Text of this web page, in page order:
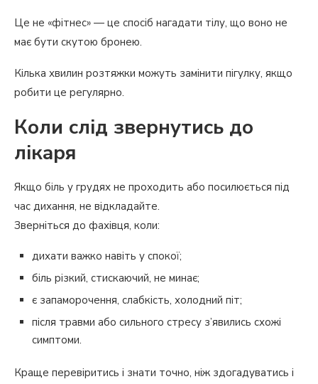
Це не «фітнес» — це спосіб нагадати тілу, що воно не
має бути скутою бронею.
Кілька хвилин розтяжки можуть замінити пігулку, якщо
робити це регулярно.
Коли слід звернутись до
лікаря
Якщо біль у грудях не проходить або посилюється під
час дихання, не відкладайте.
Зверніться до фахівця, коли:
дихати важко навіть у спокої;
біль різкий, стискаючий, не минає;
є запаморочення, слабкість, холодний піт;
після травми або сильного стресу з’явились схожі
симптоми.
Краще перевіритись і знати точно, ніж здогадуватись і